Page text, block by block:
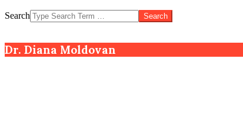
Search
Dr. Diana Moldovan